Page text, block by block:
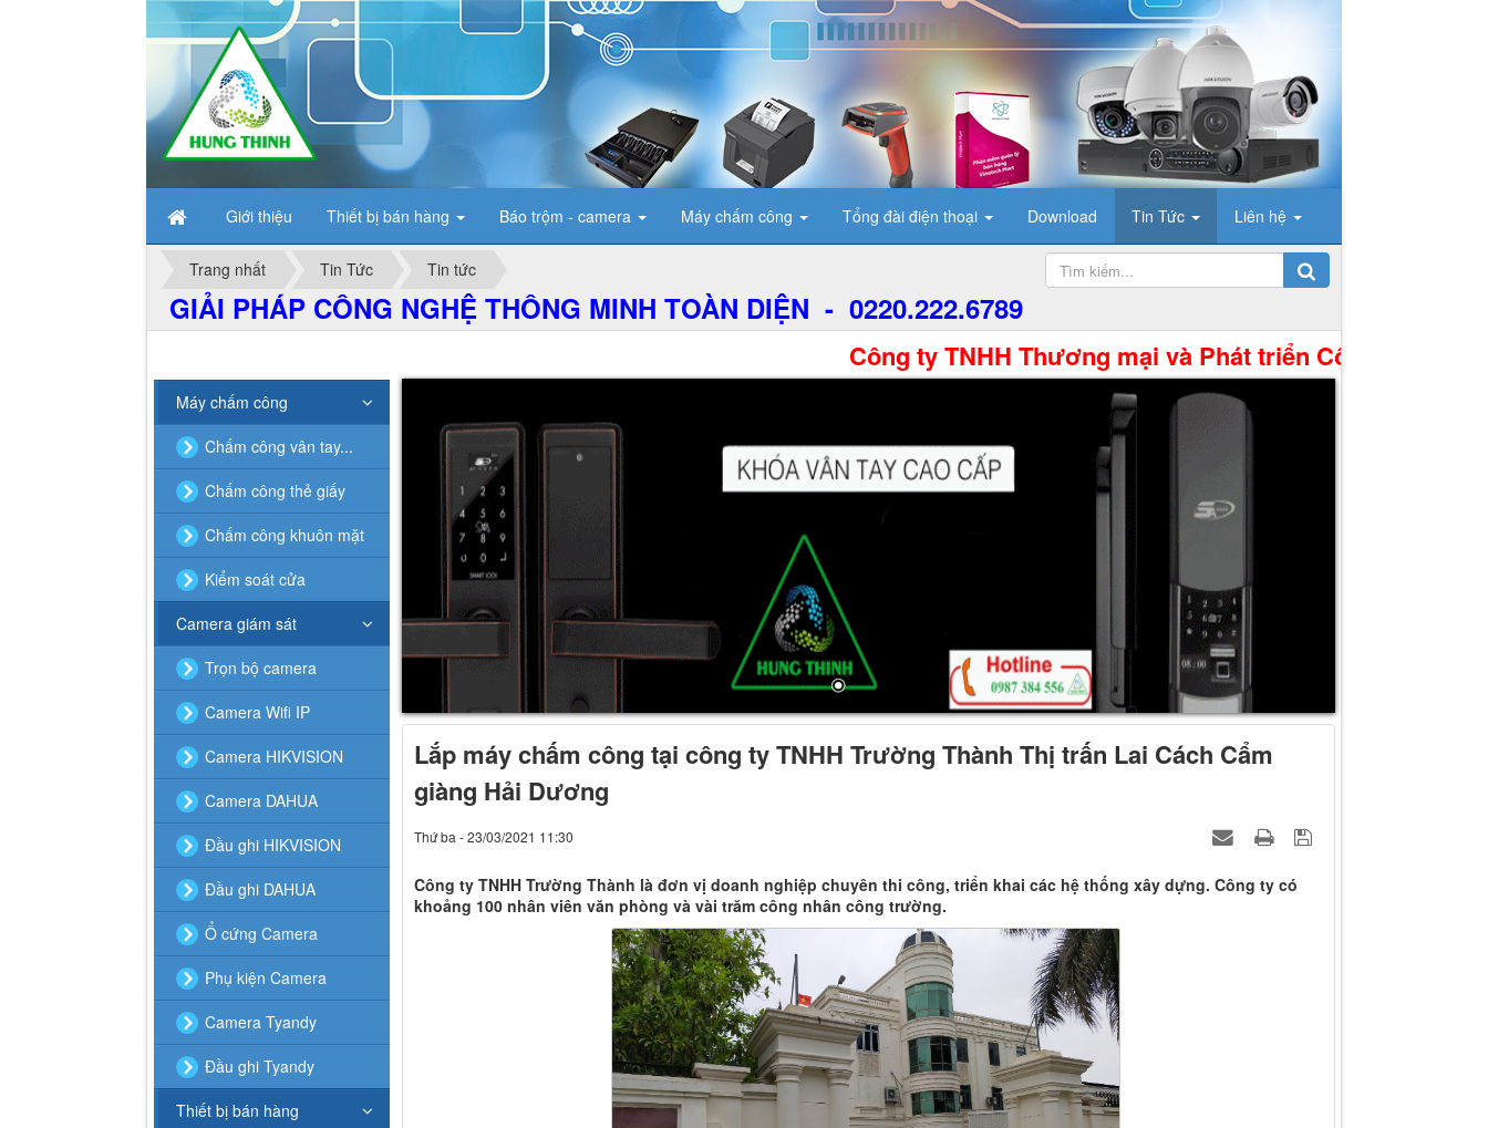
Giới thiệu Thiết bị bán hàng Báo trộm - camera Máy chấm công Tổng đài điện thoại Download Tin Tức Liên hệ
Trang nhất Tin Tức Tin tức
GIẢI PHÁP CÔNG NGHỆ THÔNG MINH TOÀN DIỆN - 0220.222.6789
Công ty TNHH Thương mại và Phát triển Công Nghệ Hưng
Lắp máy chấm công tại công ty TNHH Trường Thành Thị trấn Lai Cách Cẩm
giàng Hải Dương
Thứ ba - 23/03/2021 11:30
Công ty TNHH Trường Thành là đơn vị doanh nghiệp chuyên thi công, triển khai các hệ thống xây dựng. Công ty có
khoảng 100 nhân viên văn phòng và vài trăm công nhân công trường.
Máy chấm công
Chấm công vân tay...
Chấm công thẻ giấy
Chấm công khuôn mặt
Kiểm soát cửa
Camera giám sát
Trọn bộ camera
Camera Wifi IP
Camera HIKVISION
Camera DAHUA
Đầu ghi HIKVISION
Đầu ghi DAHUA
Ổ cứng Camera
Phụ kiện Camera
Camera Tyandy
Đầu ghi Tyandy
Thiết bị bán hàng